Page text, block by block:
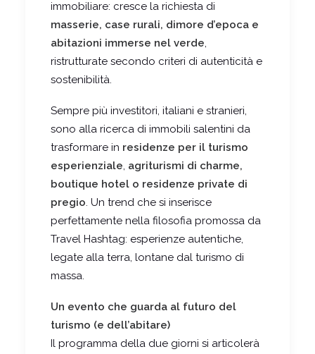
immobiliare: cresce la richiesta di
masserie, case rurali, dimore d’epoca e
abitazioni immerse nel verde,
ristrutturate secondo criteri di autenticità e
sostenibilità.
Sempre più investitori, italiani e stranieri,
sono alla ricerca di immobili salentini da
trasformare in residenze per il turismo
esperienziale, agriturismi di charme,
boutique hotel o residenze private di
pregio. Un trend che si inserisce
perfettamente nella filosofia promossa da
Travel Hashtag: esperienze autentiche,
legate alla terra, lontane dal turismo di
massa.
Un evento che guarda al futuro del
turismo (e dell’abitare)
Il programma della due giorni si articolerà